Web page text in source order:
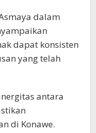
dalam
dapat konsisten
yang telah
antara
di Konawe.